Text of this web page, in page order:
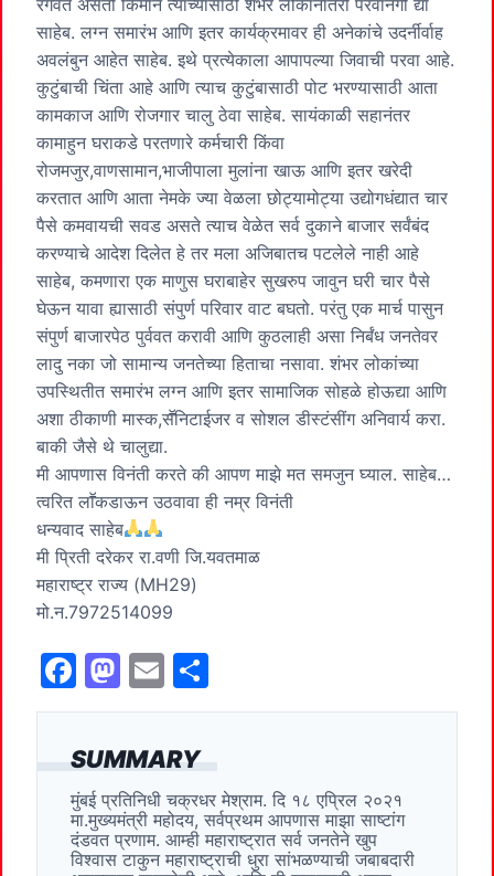
SUMMARY
मुंबई प्रतिनिधी चक्रधर मेश्राम. दि १८ एप्रिल २०२१
मा.मुख्यमंत्री महोदय, सर्वप्रथम आपणास माझा साष्टांग
दंडवत प्रणाम. आम्ही महाराष्ट्रात सर्व जनतेने खुप
विश्वास टाकुन महाराष्ट्राची धुरा सांभळण्याची जबाबदारी
साहेब. लग्न समारंभ आणि इतर कार्यक्रमावर ही अनेकांचे उदर्नीर्वाह
अवलंबुन आहेत साहेब. इथे प्रत्येकाला आपापल्या जिवाची परवा आहे.
कुटुंबाची चिंता आहे आणि त्याच कुटुंबासाठी पोट भरण्यासाठी आता
कामकाज आणि रोजगार चालु ठेवा साहेब. सायंकाळी सहानंतर
कामाहुन घराकडे परतणारे कर्मचारी किंवा
रोजमजुर,वाणसामान,भाजीपाला मुलांना खाऊ आणि इतर खरेदी
करतात आणि आता नेमके ज्या वेळला छोट्यामोट्या उद्योगधंद्यात चार
पैसे कमवायची सवड असते त्याच वेळेत सर्व दुकाने बाजार सर्वंबंद
करण्याचे आदेश दिलेत हे तर मला अजिबातच पटलेले नाही आहे
साहेब, कमणारा एक माणुस घराबाहेर सुखरुप जावुन घरी चार पैसे
घेऊन यावा ह्यासाठी संपुर्ण परिवार वाट बघतो. परंतु एक मार्च पासुन
संपुर्ण बाजारपेठ पुर्ववत करावी आणि कुठलाही असा निर्बंध जनतेवर
लादु नका जो सामान्य जनतेच्या हिताचा नसावा. शंभर लोकांच्या
उपस्थितीत समारंभ लग्न आणि इतर सामाजिक सोहळे होऊद्या आणि
अशा ठीकाणी मास्क,सॕनिटाईजर व सोशल डीस्टंसींग अनिवार्य करा.
बाकी जैसे थे चालुद्या.
मी आपणास विनंती करते की आपण माझे मत समजुन घ्याल. साहेब…
त्वरित लाॕकडाऊन उठवावा ही नम्र विनंती
धन्यवाद साहेब
मी प्रिती दरेकर रा.वणी जि.यवतमाळ
महाराष्ट्र राज्य (MH29)
मो.न.7972514099
F
a
c
e
b
o
M
a
st
o
d
o
E
m
ai
l
h